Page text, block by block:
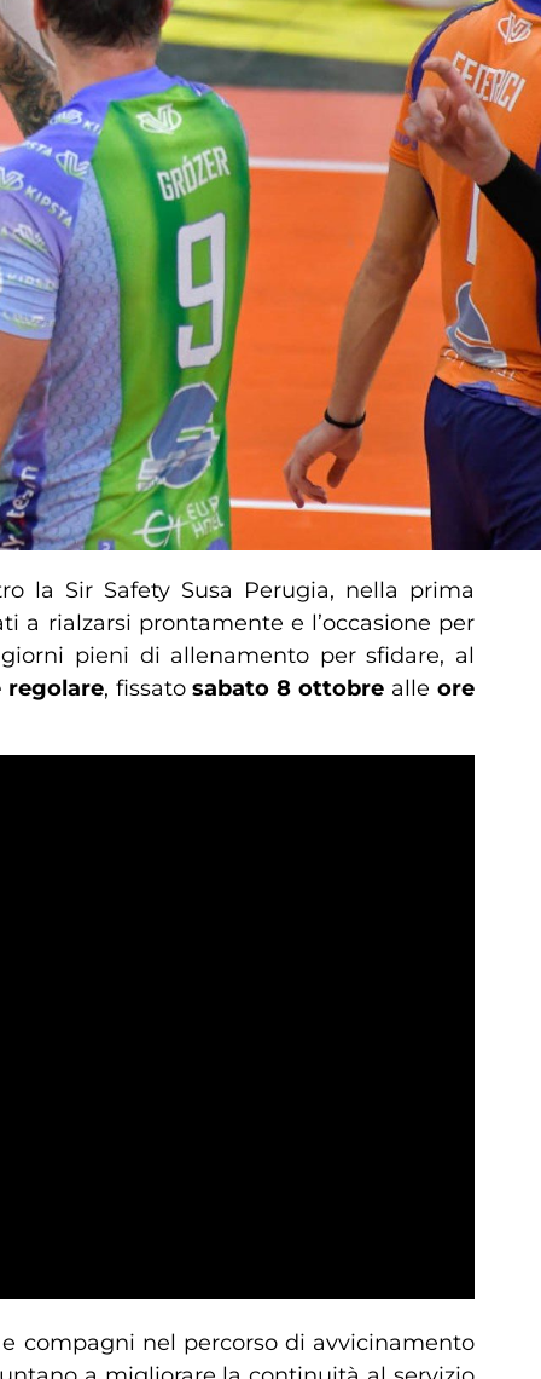
la Sir Safety Susa Perugia, nella prima
a rialzarsi prontamente e l’occasione per
pieni di allenamento per sfidare, al
regolare, fissatosabato 8 ottobre alleore
compagni nel percorso di avvicinamento